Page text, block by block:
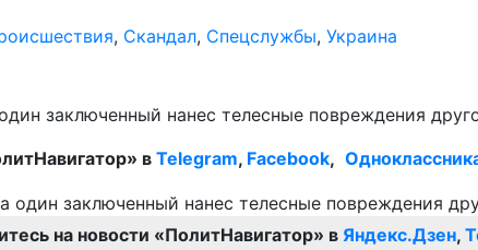
, Скандал, Спецслужбы, Украина
заключенный нанес телесные повреждения
в Telegram, Facebook,
на новости «ПолитНавигатор» в Яндекс.Дзен,